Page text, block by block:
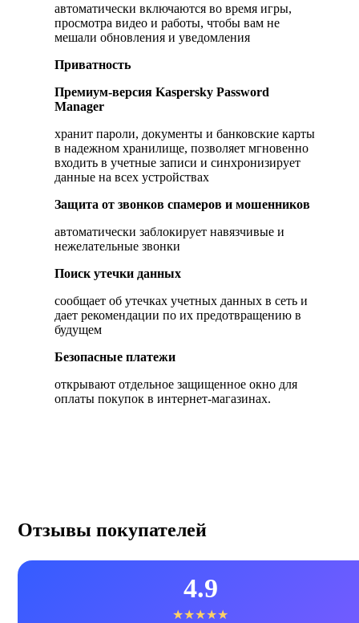
автоматически включаются во время игры,
просмотра видео и работы, чтобы вам не
мешали обновления и уведомления
Приватность
Премиум-версия Kaspersky Password
Manager
хранит пароли, документы и банковские карты
в надежном хранилище, позволяет мгновенно
входить в учетные записи и синхронизирует
данные на всех устройствах
Защита от звонков спамеров и мошенников
автоматически заблокирует навязчивые и
нежелательные звонки
Поиск утечки данных
сообщает об утечках учетных данных в cеть и
дает рекомендации по их предотвращению в
будущем
Безопасные платежи
открывают отдельное защищенное окно для
оплаты покупок в интернет-магазинах.
Отзывы покупателей
4.9
★★★★★